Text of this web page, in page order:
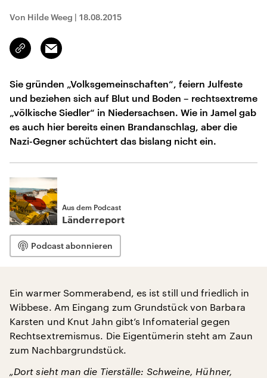
Von Hilde Weeg | 18.08.2015
Link
kopieren/teilen
Email
Sie gründen „Volksgemeinschaften“, feiern Julfeste
und beziehen sich auf Blut und Boden – rechtsextreme
„völkische Siedler“ in Niedersachsen. Wie in Jamel gab
es auch hier bereits einen Brandanschlag, aber die
Nazi-Gegner schüchtert das bislang nicht ein.
Aus dem Podcast
Länderreport
Podcast abonnieren
Ein warmer Sommerabend, es ist still und friedlich in
Wibbese. Am Eingang zum Grundstück von Barbara
Karsten und Knut Jahn gibt’s Infomaterial gegen
Rechtsextremismus. Die Eigentümerin steht am Zaun
zum Nachbargrundstück.
„Dort sieht man die Tierställe: Schweine, Hühner,